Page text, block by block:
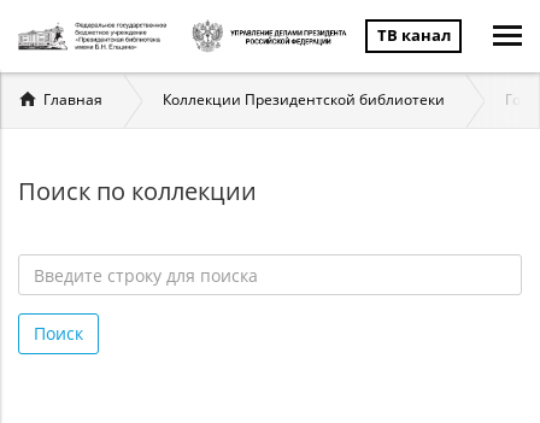
ТВ канал
Вы
здесь
Главная Коллекции Президентской библиотеки
Поиск по коллекции
строку
для
Поиск